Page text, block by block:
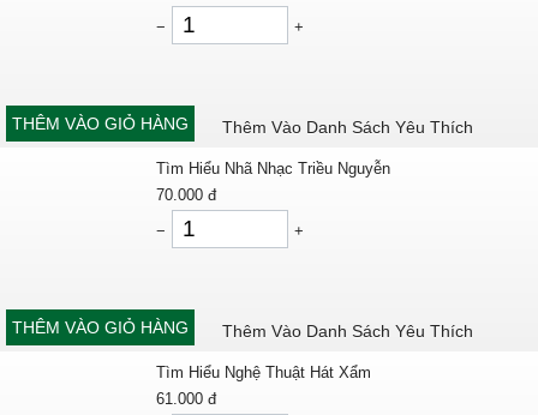
−
+
THÊM VÀO GIỎ HÀNG Thêm Vào Danh Sách Yêu Thích
Tìm Hiểu Nhã Nhạc Triều Nguyễn
70.000 đ
−
+
THÊM VÀO GIỎ HÀNG Thêm Vào Danh Sách Yêu Thích
Tìm Hiểu Nghệ Thuật Hát Xẩm
61.000 đ